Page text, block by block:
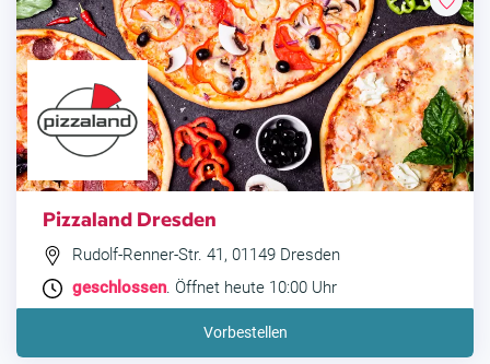
Pizzaland Dresden
Rudolf-Renner-Str. 41, 01149 Dresden
geschlossen. Öffnet heute 10:00 Uhr
Vorbestellen